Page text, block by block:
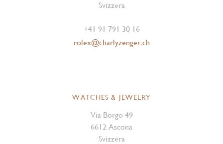
Svizzera
+41 91 791 30 16
rolex@charlyzenger.ch
WATCHES & JEWELRY
Via Borgo 49
6612 Ascona
Svizzera